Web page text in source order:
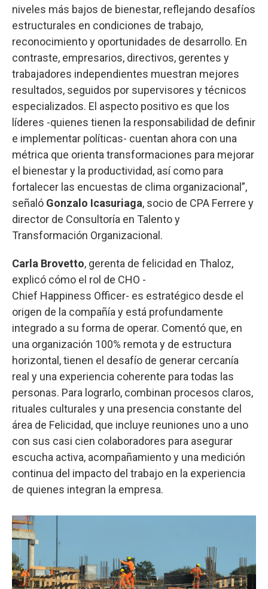
niveles más bajos de bienestar, reflejando desafíos
estructurales en condiciones de trabajo,
reconocimiento y oportunidades de desarrollo. En
contraste, empresarios, directivos, gerentes y
trabajadores independientes muestran mejores
resultados, seguidos por supervisores y técnicos
especializados. El aspecto positivo es que los
líderes -quienes tienen la responsabilidad de definir
e implementar políticas- cuentan ahora con una
métrica que orienta transformaciones para mejorar
el bienestar y la productividad, así como para
fortalecer las encuestas de clima organizacional”,
señaló Gonzalo Icasuriaga, socio de CPA Ferrere y
director de Consultoría en Talento y
Transformación Organizacional.
Carla Brovetto, gerenta de felicidad en Thaloz,
explicó cómo el rol de CHO -
Chief Happiness Officer- es estratégico desde el
origen de la compañía y está profundamente
integrado a su forma de operar. Comentó que, en
una organización 100% remota y de estructura
horizontal, tienen el desafío de generar cercanía
real y una experiencia coherente para todas las
personas. Para lograrlo, combinan procesos claros,
rituales culturales y una presencia constante del
área de Felicidad, que incluye reuniones uno a uno
con sus casi cien colaboradores para asegurar
escucha activa, acompañamiento y una medición
continua del impacto del trabajo en la experiencia
de quienes integran la empresa.